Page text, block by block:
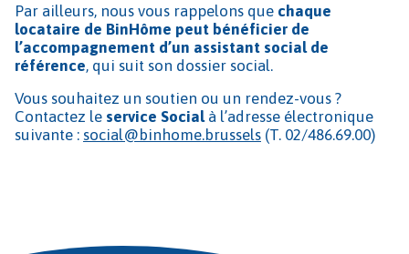
Par ailleurs, nous vous rappelons que chaque
locataire de BinHôme peut bénéficier de
l’accompagnement d’un assistant social de
référence, qui suit son dossier social.
Vous souhaitez un soutien ou un rendez-vous ?
Contactez le service Socialà l’adresse électronique
suivante : social@binhome.brussels (T. 02/486.69.00)